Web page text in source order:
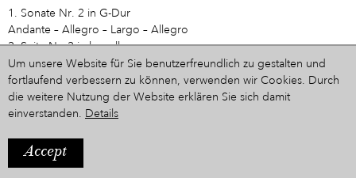
1. Sonate Nr. 2 in G-Dur
Andante – Allegro – Largo – Allegro
2. Suite Nr. 2 in h-moll
Prélude – Air – Réjouissance – Courante – Passepied
3. Sonate Nr. 1 in G-Dur
Suave – Allegro – Andante – Vivace
Um unsere Website für Sie benutzerfreundlich zu gestalten und
fortlaufend verbessern zu können, verwenden wir Cookies. Durch
die weitere Nutzung der Website erklären Sie sich damit
einverstanden. Details
Accept